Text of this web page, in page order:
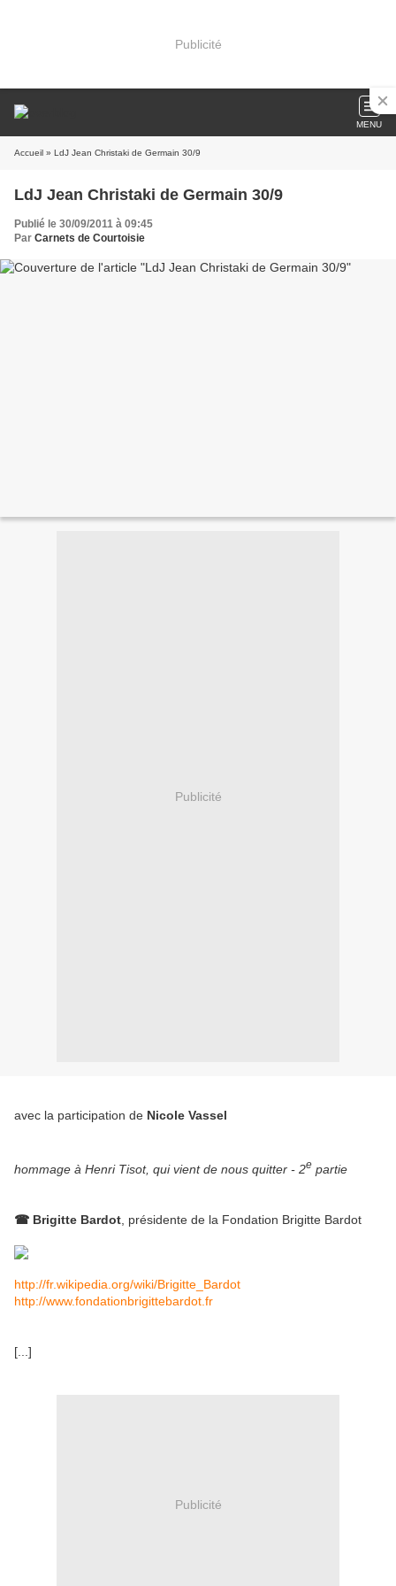
Publicité
MENU
Accueil » LdJ Jean Christaki de Germain 30/9
LdJ Jean Christaki de Germain 30/9
Publié le 30/09/2011 à 09:45
Par Carnets de Courtoisie
Publicité
avec la participation de Nicole Vassel
hommage à Henri Tisot, qui vient de nous quitter - 2e partie
☎ Brigitte Bardot , présidente de la Fondation Brigitte Bardot
http://fr.wikipedia.org/wiki/Brigitte_Bardot
http://www.fondationbrigittebardot.fr
[...]
Publicité